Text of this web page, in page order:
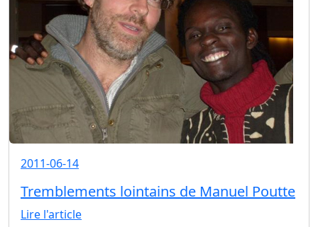
2011-06-14
Tremblements lointains de Manuel Poutte
Lire l'article